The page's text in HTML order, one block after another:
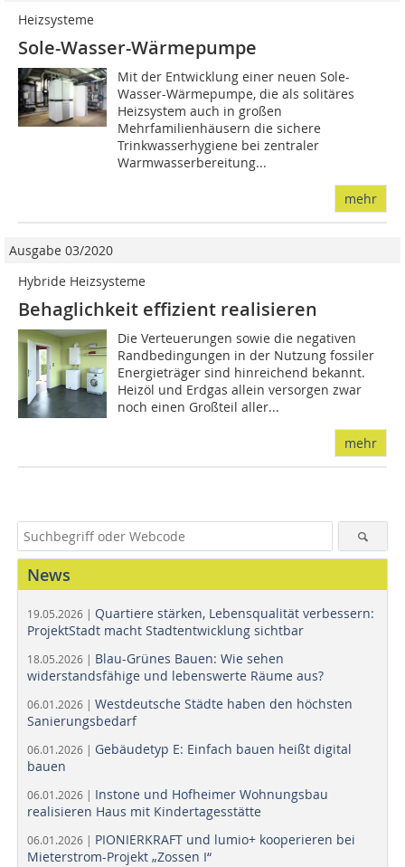
Heizsysteme
Sole-Wasser-Wärmepumpe
Mit der Entwicklung einer neuen Sole-
Wasser-Wärmepumpe, die als solitäres
Heizsystem auch in großen
Mehrfamilienhäusern die sichere
Trinkwasserhygiene bei zentraler
Warmwasserbereitung...
mehr
Ausgabe 03/2020
Hybride Heizsysteme
Behaglichkeit effizient realisieren
Die Verteuerungen sowie die negativen
Randbedingungen in der Nutzung fossiler
Energieträger sind hinreichend bekannt.
Heizöl und Erdgas allein versorgen zwar
noch einen Großteil aller...
mehr
News
19.05.2026 | Quartiere stärken, Lebensqualität verbessern:
ProjektStadt macht Stadtentwicklung sichtbar
18.05.2026 | Blau-Grünes Bauen: Wie sehen
widerstandsfähige und lebenswerte Räume aus?
06.01.2026 | Westdeutsche Städte haben den höchsten
Sanierungsbedarf
06.01.2026 | Gebäudetyp E: Einfach bauen heißt digital
bauen
06.01.2026 | Instone und Hofheimer Wohnungsbau
realisieren Haus mit Kindertagesstätte
06.01.2026 | PIONIERKRAFT und lumio+ kooperieren bei
Mieterstrom-Projekt „Zossen I“